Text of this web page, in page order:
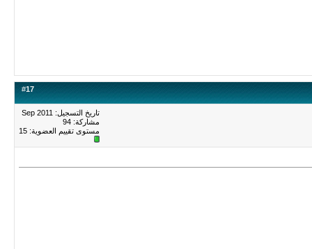
#17
تاريخ التسجيل: Sep 2011
مشاركة: 94
مستوى تقييم العضوية: 15